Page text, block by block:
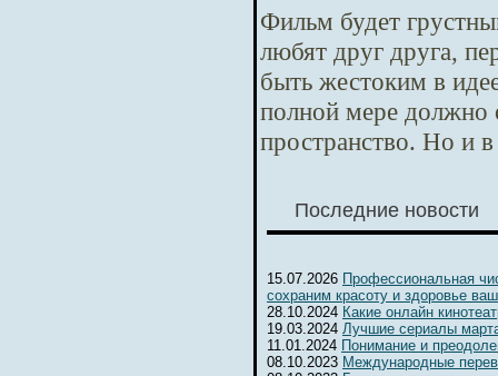
Фильм будет
любят друг друга,
быть жестоким в
полной мере должно
пространство. Но и
Последние новости
15.07.2026 Профессиональная
сохраним красоту и здоровье
28.10.2024 Какие онлайн
19.03.2024 Лучшие сериалы
11.01.2024 Понимание и
08.10.2023 Международные